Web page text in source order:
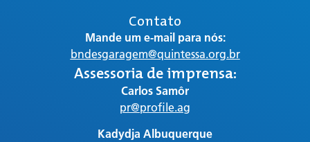
Contato
Mande um e-mail para nós:
bndesgaragem@quintessa.org.br
Assessoria de imprensa:
Carlos Samôr
pr@profile.ag
Kadydja Albuquerque